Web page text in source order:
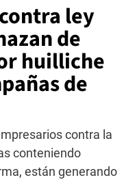
ley
de
huilliche
de
contra la
conteniendo
están generando